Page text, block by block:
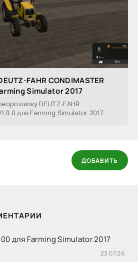
для Farming Simulator 2017
23.07.26
FAHR CONDIMASTER
Simulator 2017
DEUTZ-FAHR
для Farming Simulator 2017.
ДОБАВИТЬ